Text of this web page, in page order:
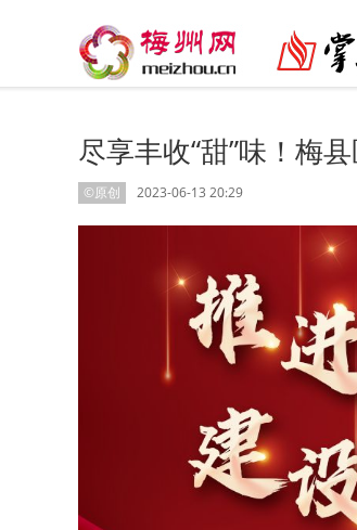
尽享丰收“甜”味！梅
©原创 2023-06-13 20:29